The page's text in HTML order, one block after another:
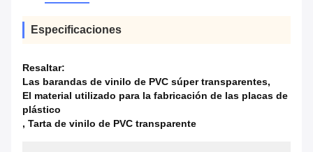
Especificaciones
Resaltar:
Las barandas de vinilo de PVC súper transparentes,
El material utilizado para la fabricación de las placas de
plástico
, Tarta de vinilo de PVC transparente